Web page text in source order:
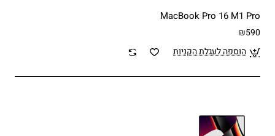
MacBook Pro 16 M1 Pro
₪590
הוספה לעגלת הקניות